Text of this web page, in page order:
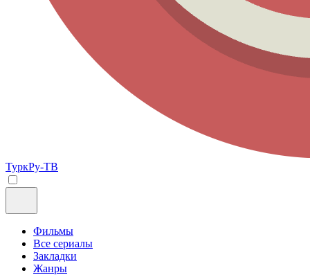
ТуркРу-ТВ
Фильмы
Все сериалы
Закладки
Жанры